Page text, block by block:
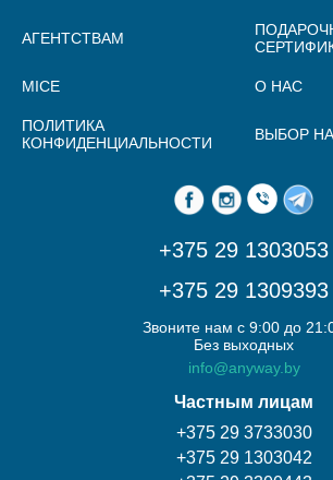
АГЕНТСТВАМ
MICE О НАС
ПОЛИТИКА
КОНФИДЕНЦИАЛЬНОСТИ
ВЫБОР
+375 29 1303053
+375 29 1309393
Звоните нам с 9:00 до
Без выходных
info@anyway.by
Частным лицам
+375 29 3733030
+375 29 1303042